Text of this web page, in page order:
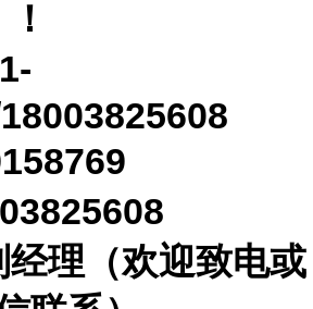
理（欢迎致电或